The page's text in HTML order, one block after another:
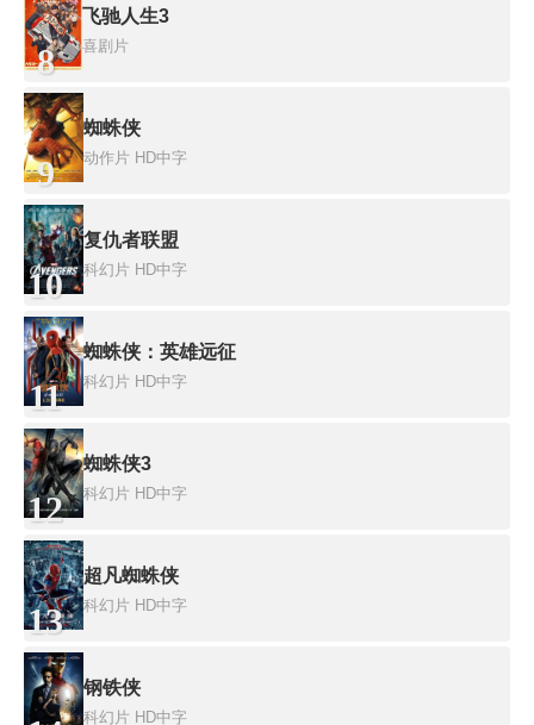
8
飞驰人生3
喜剧片
9
蜘蛛侠
动作片 HD中字
10
复仇者联盟
科幻片 HD中字
11
蜘蛛侠：英雄远征
科幻片 HD中字
12
蜘蛛侠3
科幻片 HD中字
13
超凡蜘蛛侠
科幻片 HD中字
钢铁侠
科幻片 HD中字